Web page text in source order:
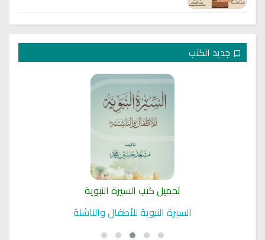
جديد الكتب
تحميل كتب السيرة النبوية
السيرة النبوية للأطفال والناشئة